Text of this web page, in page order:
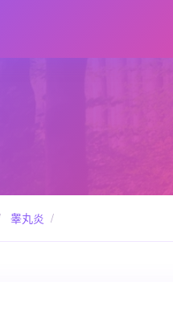
睾丸炎 /